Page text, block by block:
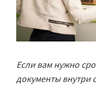
Если вам нужно
документы внутри